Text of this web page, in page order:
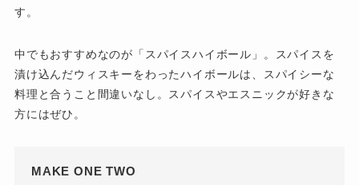
す。
中でもおすすめなのが「スパイスハイボール」。スパイスを
漬け込んだウィスキーをわったハイボールは、スパイシーな
料理と合うこと間違いなし。スパイスやエスニックが好きな
方にはぜひ。
MAKE ONE TWO